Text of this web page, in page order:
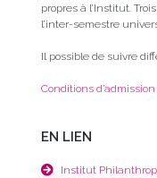
propres à l’Institut.
l’inter-semestre
Il possible de suivre
Conditions
EN LIEN
Institut